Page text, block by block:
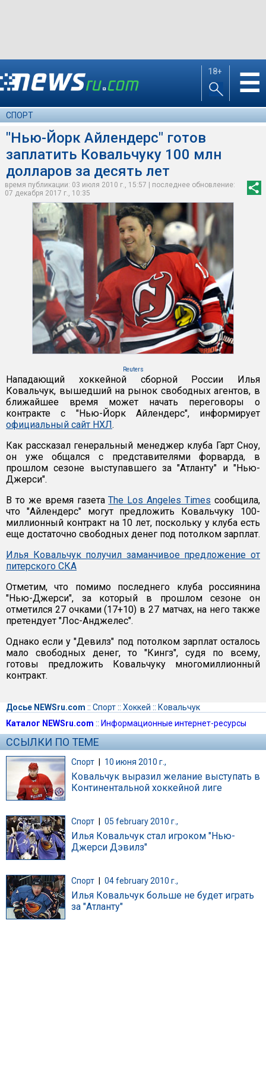
18+ ☰
СПОРТ
"Нью-Йорк Айлендерс" готов
заплатить Ковальчуку 100 млн
долларов за десять лет
время публикации: 03 июля 2010 г., 15:57 | последнее обновление:
07 декабря 2017 г., 10:35
Reuters
Нападающий хоккейной сборной России Илья
Ковальчук, вышедший на рынок свободных агентов, в
ближайшее время может начать переговоры о
контракте с "Нью-Йорк Айлендерс", информирует
официальный сайт НХЛ.
Как рассказал генеральный менеджер клуба Гарт Сноу,
он уже общался с представителями форварда, в
прошлом сезоне выступавшего за "Атланту" и "Нью-
Джерси".
В то же время газетаThe Los Angeles Times сообщила,
что "Айлендерс" могут предложить Ковальчуку 100-
миллионный контракт на 10 лет, поскольку у клуба есть
еще достаточно свободных денег под потолком зарплат.
Илья Ковальчук получил заманчивое предложение от
питерского СКА
Отметим, что помимо последнего клуба россиянина
"Нью-Джерси", за который в прошлом сезоне он
отметился 27 очками (17+10) в 27 матчах, на него также
претендует "Лос-Анджелес".
Однако если у "Девилз" под потолком зарплат осталось
мало свободных денег, то "Кингз", судя по всему,
готовы предложить Ковальчуку многомиллионный
контракт.
Досье NEWSru.com :: Спорт:: Хоккей :: Ковальчук
Каталог NEWSru.com :: Информационные интернет-ресурсы
ССЫЛКИ ПО ТЕМЕ
Спорт | 10 июня 2010 г.,
Ковальчук выразил желание выступать в
Континентальной хоккейной лиге
Спорт 05 february 2010 г.,
Илья Ковальчук стал игроком "Нью-
Джерси Дэвилз"
Спорт 04 february 2010 г.,
Илья Ковальчук больше не будет играть
за "Атланту"